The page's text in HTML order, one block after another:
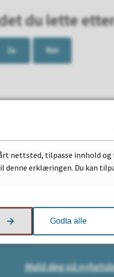
du lette
Ja Nei
Nyttige lenker
Jeg vil gifte meg
Skjemaportal
Send eller få faktura
Meld deg på
nettsted, tilpasse innhold
erklæringen. Du kan
Godta alle